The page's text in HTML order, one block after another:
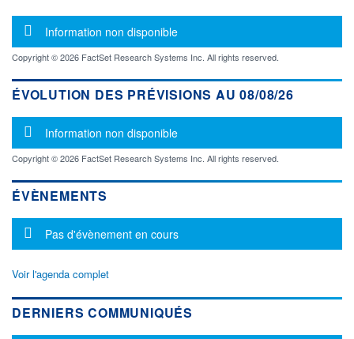
Message d'information
Information non disponible
Copyright © 2026 FactSet Research Systems Inc. All rights reserved.
ÉVOLUTION DES PRÉVISIONS AU 08/08/26
Message d'information
Information non disponible
Copyright © 2026 FactSet Research Systems Inc. All rights reserved.
ÉVÈNEMENTS
Message d'information
Pas d'évènement en cours
Voir l'agenda complet
DERNIERS COMMUNIQUÉS